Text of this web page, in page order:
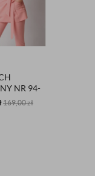
NR 94-
169,00zł